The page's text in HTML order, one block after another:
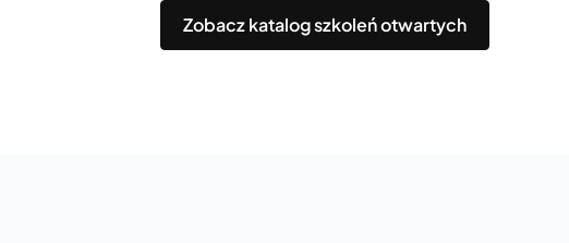
Zobacz katalog szkoleń otwartych